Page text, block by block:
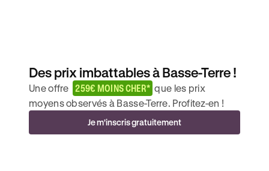
Des prix imbattables à Basse-Terre !
Une offre 259€ MOINS CHER* que les prix
moyens observés à Basse-Terre. Profitez-en !
Je m'inscris gratuitement